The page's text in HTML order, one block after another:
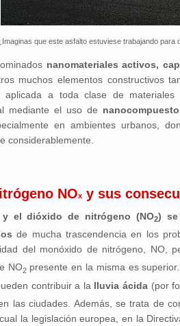
que este asfalto estuviese trabajando para
nanomateriales activos,
muchos elementos constructivos
aplicada a toda clase de
mediante el uso de
en ambientes urbanos,
considerablemente.
NOxy sus
el dióxido de nitrógeno (NO2) se
de mucha trascendencia en los
del monóxido de nitrógeno, NO,
NO2presente en la misma es
contribuir a la lluvia ácida(por
las ciudades. Además, se trata de
la legislación europea, en la